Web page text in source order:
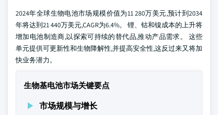
2024年全球生物电池市场规模价值为11 280万美元,预计到2034
年将达到21 440万美元,CAGR为6.4%。 锂、钴和镍成本的上升将
增加电池制造商,以探索可持续的替代品,推动产品需求。 这些
单元提供可更新性和生物降解性,并提高安全性,这反过来又将加
快业务潜力。
生物基电池市场关键要点
市场规模与增长